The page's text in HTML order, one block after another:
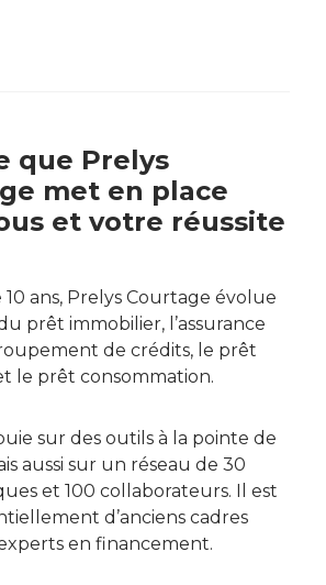
que Prelys
met en place
et votre réussite
ans, Prelys Courtage évolue
prêt immobilier, l’assurance
de crédits, le prêt
le prêt consommation.
sur des outils à la pointe de
aussi sur un réseau de 30
et 100 collaborateurs. Il est
d’anciens cadres
en financement.